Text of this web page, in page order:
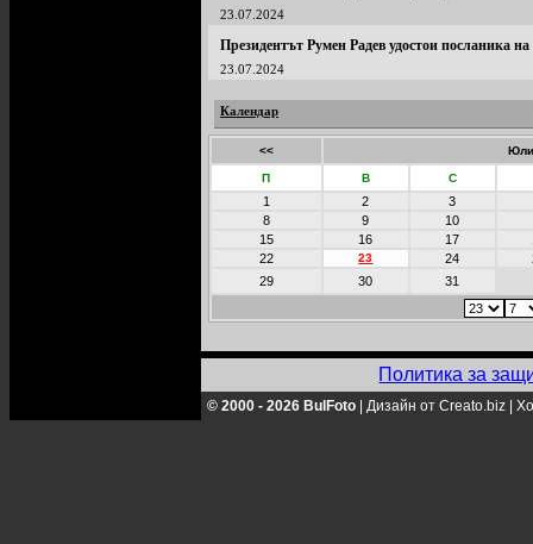
23.07.2024
Президентът Румен Радев удостои посланика
23.07.2024
Календар
<<
П В С
1 2
3
8
9
10
15
16 17
22
23 24
29
30 31
Политика за
© 2000 - 2026 BulFoto Дизайн от Creato.biz